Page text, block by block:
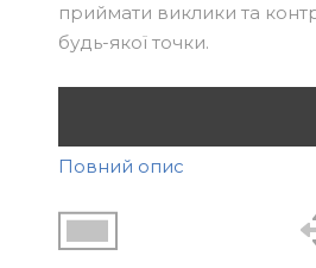
приймати виклики та
будь-якої точки.
Повний опис